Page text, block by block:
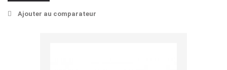
Ajouter au comparateur